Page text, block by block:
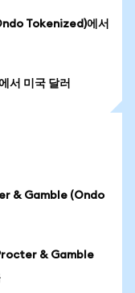
Tokenized)에서
서 미국 달러
& Gamble (Ondo
& Gamble